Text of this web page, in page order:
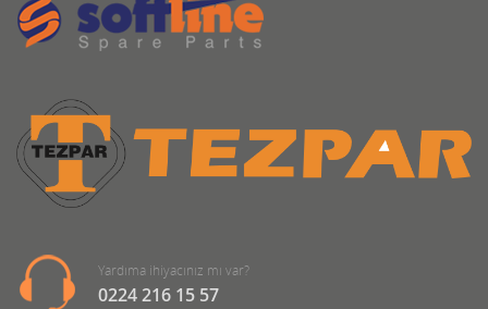
Yardıma ihiyacınız mı var?
0224 216 15 57